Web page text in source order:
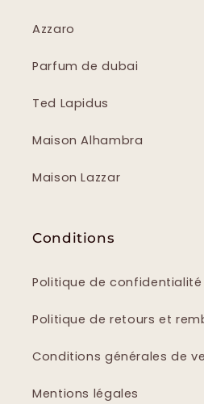
Azzaro
Parfum de dubai
Ted Lapidus
Maison Alhambra
Maison Lazzar
Conditions
Politique de confidentialité
Politique de retours et
Conditions générales de
Mentions légales